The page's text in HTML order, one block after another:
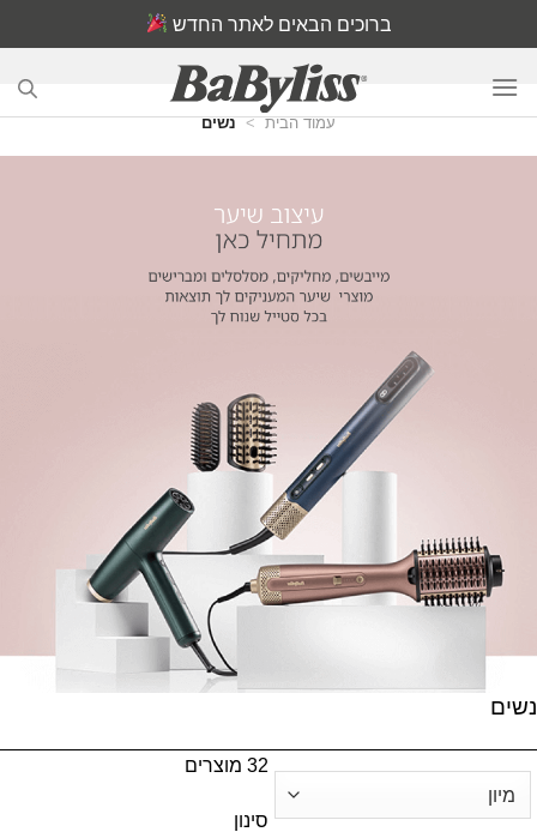
to
ברוכים הבאים לאתר החדש
עמוד הבית > נשים
נשים
32 מוצרים
סינון